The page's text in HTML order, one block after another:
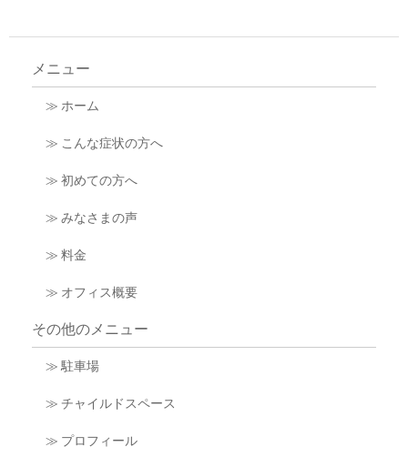
メニュー
≫ ホーム
≫ こんな症状の方へ
≫ 初めての方へ
≫ みなさまの声
≫ 料金
≫ オフィス概要
その他のメニュー
≫ 駐車場
≫ チャイルドスペース
≫ プロフィール